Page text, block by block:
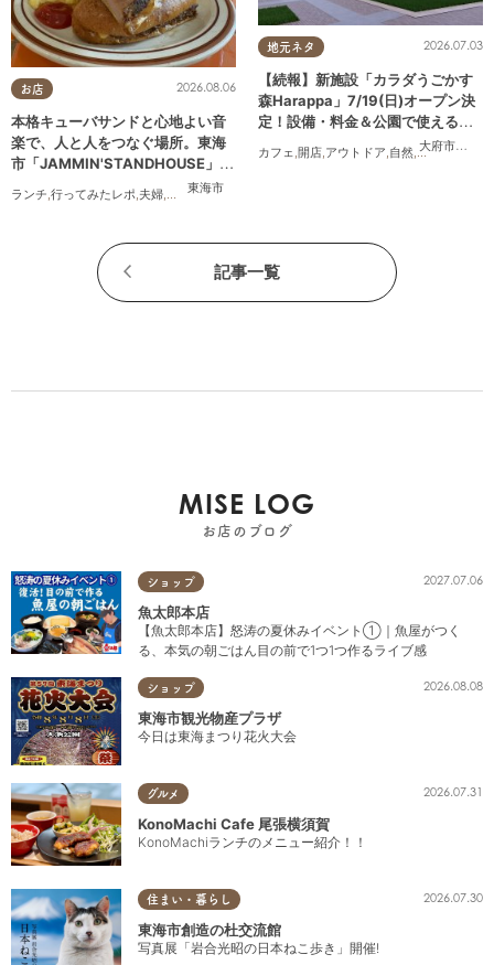
お店
東海市
2026.08.06
本格キューバサンドと心地よい音
楽で、人と人をつなぐ場所。東海
市「JAMMIN'STANDHOUSE」に
行ってみた
ランチ,行ってみたレポ,夫婦,おひとりさま
地元ネタ
大府市
,東浦
2026.07.03
【続報】新施設「カラダうごかす
森Harappa」7/19(日)オープン決
定！設備・料金＆公園で使えるレ
カフェ 開店 アウトドア 自然 まちネタ,
記事一覧
MISE LOG
お店のブログ
ショップ 2027.07.06
魚太郎本店
【魚太郎本店】怒涛の夏休みイベント①｜魚屋がつく
る、本気の朝ごはん目の前で1つ1つ作るライブ感
ショップ 2026.08.08
東海市観光物産プラザ
今日は東海まつり花火大会
グルメ 2026.07.31
KonoMachi Cafe 尾張横須賀
KonoMachiランチのメニュー紹介！！
住まい・暮らし 2026.07.30
東海市創造の杜交流館
写真展「岩合光昭の日本ねこ歩き」開催!